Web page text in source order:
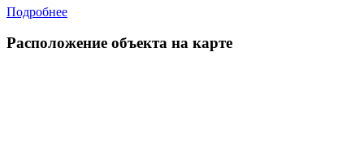
Подробнее
Расположение объекта на карте